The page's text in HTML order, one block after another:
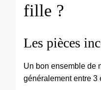
fille ?
Les pièces
Un bon ensemble de
généralement entre 3